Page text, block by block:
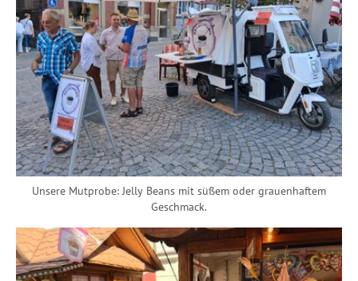
Unsere Mutprobe: Jelly Beans mit süßem oder grauenhaftem
Geschmack.